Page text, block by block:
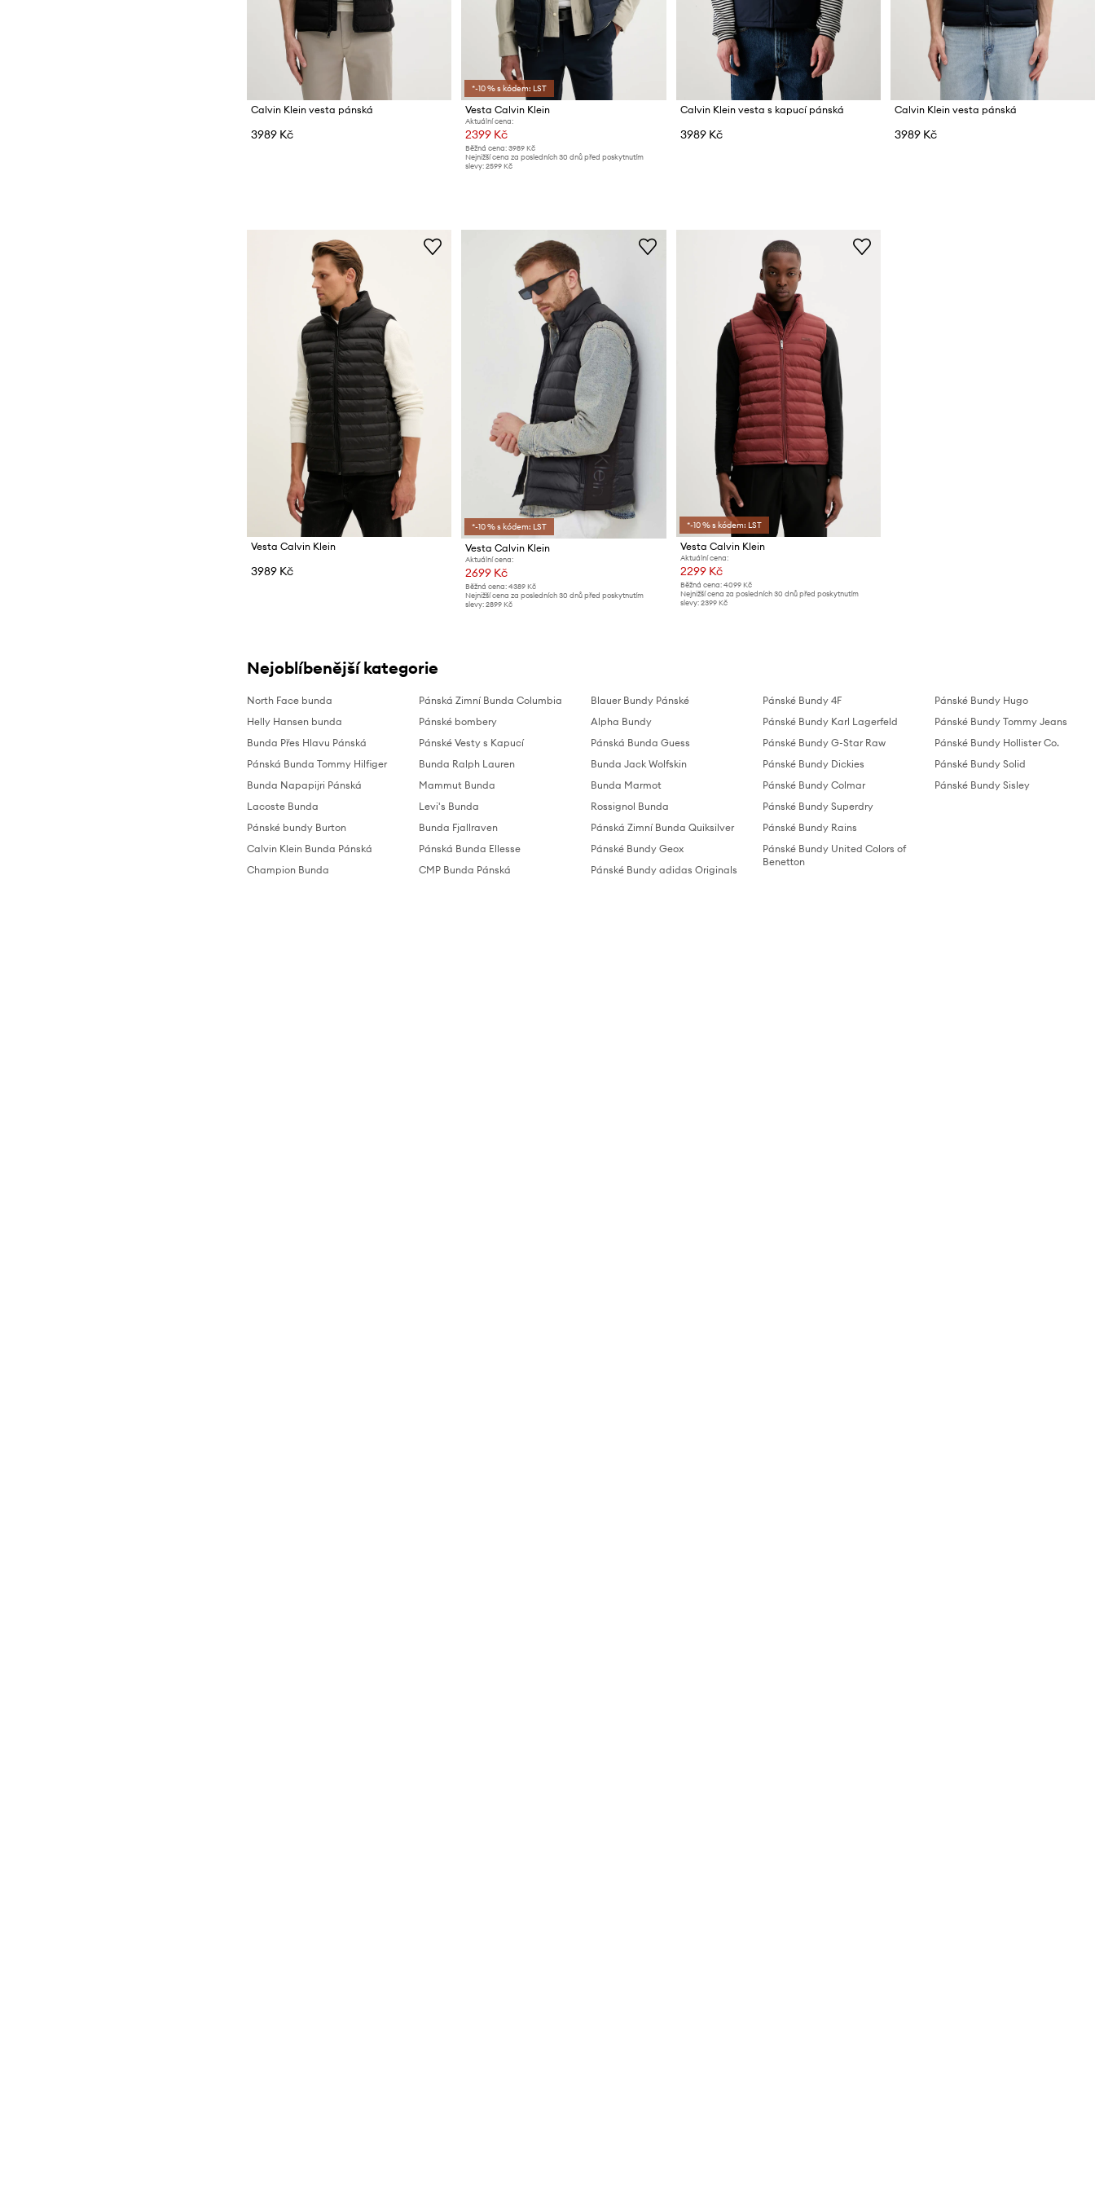
Calvin Klein vesta pánská
3989 Kč
*-10 % s kódem: LST
Vesta Calvin Klein
Aktuální cena:
2399 Kč
Běžná cena: 3989 Kč
Nejnižší cena za posledních 30 dnů před poskytnutím
slevy: 2599 Kč
Calvin Klein vesta s kapucí pánská
3989 Kč
Calvin Klein vesta pánská
3989 Kč
Vesta Calvin Klein
3989 Kč
*-10 % s kódem: LST
Vesta Calvin Klein
Aktuální cena:
2699 Kč
Běžná cena: 4389 Kč
Nejnižší cena za posledních 30 dnů před poskytnutím
slevy: 2899 Kč
*-10 % s kódem: LST
Vesta Calvin Klein
Aktuální cena:
2299 Kč
Běžná cena: 4099 Kč
Nejnižší cena za posledních 30 dnů před poskytnutím
slevy: 2399 Kč
Nejoblíbenější kategorie
North Face bunda
Helly Hansen bunda
Bunda Přes Hlavu Pánská
Pánská Bunda Tommy Hilfiger
Bunda Napapijri Pánská
Lacoste Bunda
Pánské bundy Burton
Calvin Klein Bunda Pánská
Champion Bunda
Pánská Zimní Bunda Columbia
Pánské bombery
Pánské Vesty s Kapucí
Bunda Ralph Lauren
Mammut Bunda
Levi's Bunda
Bunda Fjallraven
Pánská Bunda Ellesse
CMP Bunda Pánská
Blauer Bundy Pánské
Alpha Bundy
Pánská Bunda Guess
Bunda Jack Wolfskin
Bunda Marmot
Rossignol Bunda
Pánská Zimní Bunda Quiksilver
Pánské Bundy Geox
Pánské Bundy adidas Originals
Pánské Bundy 4F
Pánské Bundy Karl Lagerfeld
Pánské Bundy G-Star Raw
Pánské Bundy Dickies
Pánské Bundy Colmar
Pánské Bundy Superdry
Pánské Bundy Rains
Pánské Bundy United Colors of
Benetton
Pánské Bundy Hugo
Pánské Bundy Tommy Jeans
Pánské Bundy Hollister Co.
Pánské Bundy Solid
Pánské Bundy Sisley